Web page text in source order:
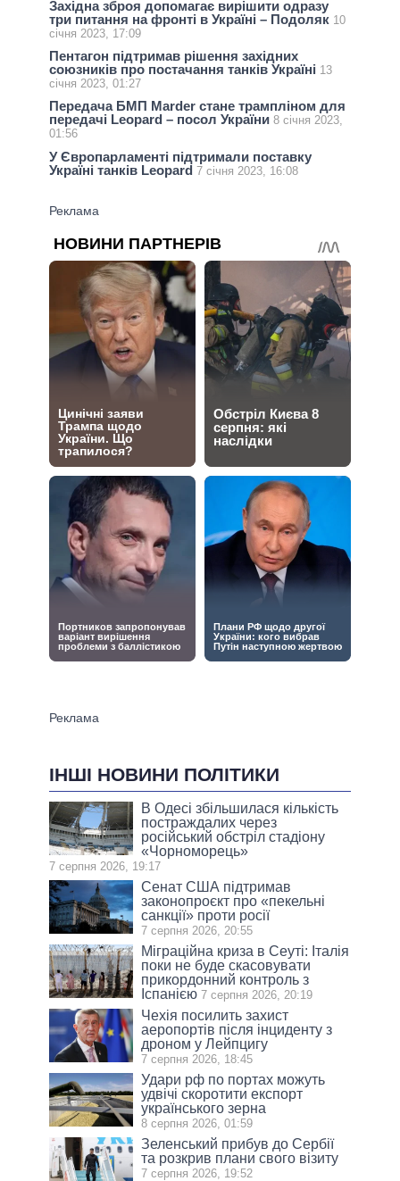
Західна зброя допомагає вирішити одразу
три питання на фронті в Україні – Подоляк 10
січня 2023, 17:09
Пентагон підтримав рішення західних
союзників про постачання танків Україні 13
січня 2023, 01:27
Передача БМП Marder стане трампліном для
передачі Leopard – посол України 8 січня 2023,
01:56
У Європарламенті підтримали поставку
Україні танків Leopard 7 січня 2023, 16:08
ІНШІ НОВИНИ ПОЛІТИКИ
В Одесі збільшилася кількість
постраждалих через
російський обстріл стадіону
«Чорноморець»
7 серпня 2026, 19:17
Сенат США підтримав
законопроєкт про «пекельні
санкції» проти росії
7 серпня 2026, 20:55
Міграційна криза в Сеуті: Італія
поки не буде скасовувати
прикордонний контроль з
Іспанією 7 серпня 2026, 20:19
Чехія посилить захист
аеропортів після інциденту з
дроном у Лейпцигу
7 серпня 2026, 18:45
Удари рф по портах можуть
удвічі скоротити експорт
українського зерна
8 серпня 2026, 01:59
Зеленський прибув до Сербії
та розкрив плани свого візиту
7 серпня 2026, 19:52